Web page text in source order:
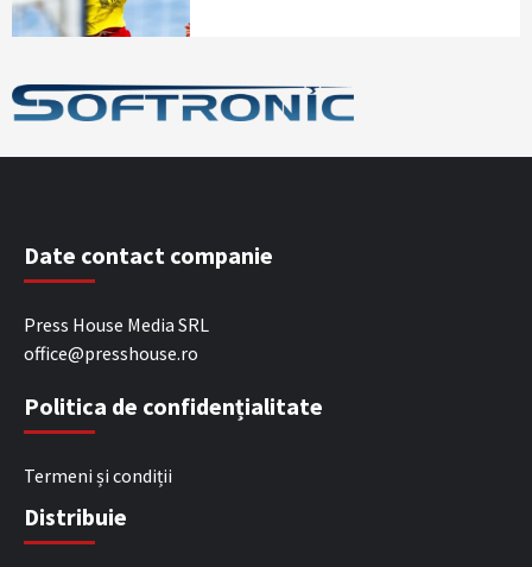
Date contact companie
Press House Media SRL
office@presshouse.ro
Politica de confidențialitate
Termeni și condiții
Distribuie